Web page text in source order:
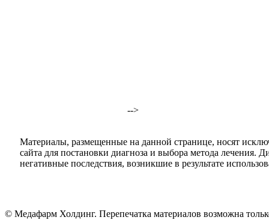
-->
Материалы, размещенные на данной странице, носят
сайта для постановки диагноза и выбора метода лечения.
негативные последствия, возникшие в результате
© Медафарм Холдинг. Перепечатка материалов возможна